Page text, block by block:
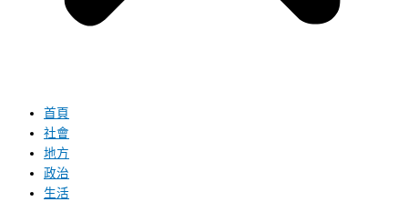
首頁
社會
地方
政治
生活